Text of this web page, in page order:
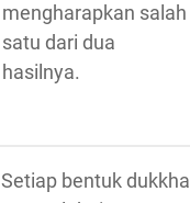
mengharapkan salah
satu dari dua
hasilnya.
Setiap bentuk dukkha